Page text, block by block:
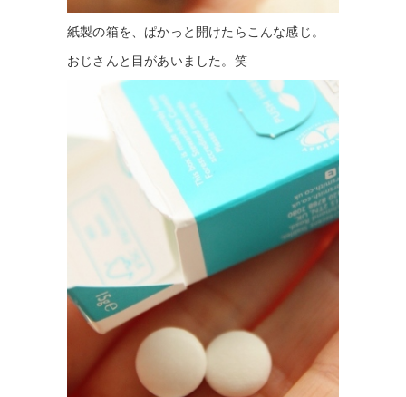
紙製の箱を、ぱかっと開けたらこんな感じ。
おじさんと目があいました。笑